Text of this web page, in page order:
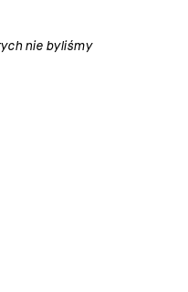
nie byliśmy